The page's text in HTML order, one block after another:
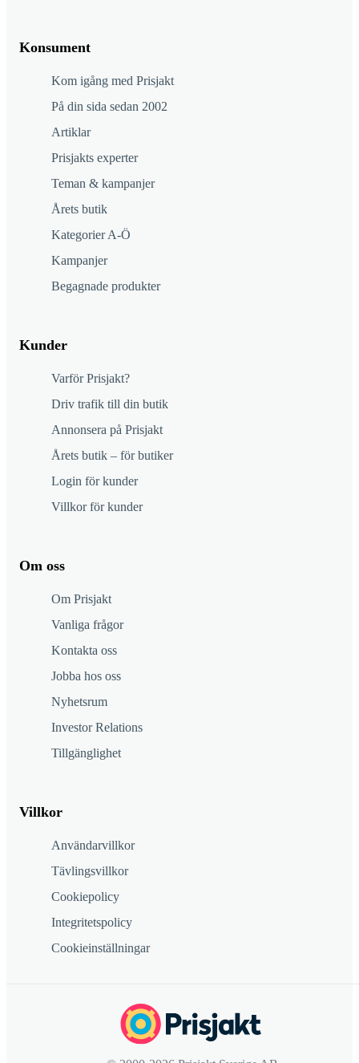
Konsument
Kom igång med Prisjakt
På din sida sedan 2002
Artiklar
Prisjakts experter
Teman & kampanjer
Årets butik
Kategorier A-Ö
Kampanjer
Begagnade produkter
Kunder
Varför Prisjakt?
Driv trafik till din butik
Annonsera på Prisjakt
Årets butik – för butiker
Login för kunder
Villkor för kunder
Om oss
Om Prisjakt
Vanliga frågor
Kontakta oss
Jobba hos oss
Nyhetsrum
Investor Relations
Tillgänglighet
Villkor
Användarvillkor
Tävlingsvillkor
Cookiepolicy
Integritetspolicy
Cookieinställningar